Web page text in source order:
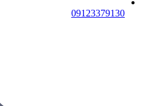
09123379130